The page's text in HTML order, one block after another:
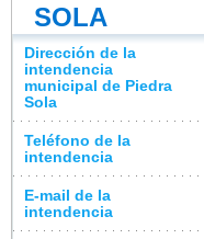
SOLA
Dirección de la
intendencia
municipal de Piedra
Sola
Teléfono de la
intendencia
E-mail de la
intendencia